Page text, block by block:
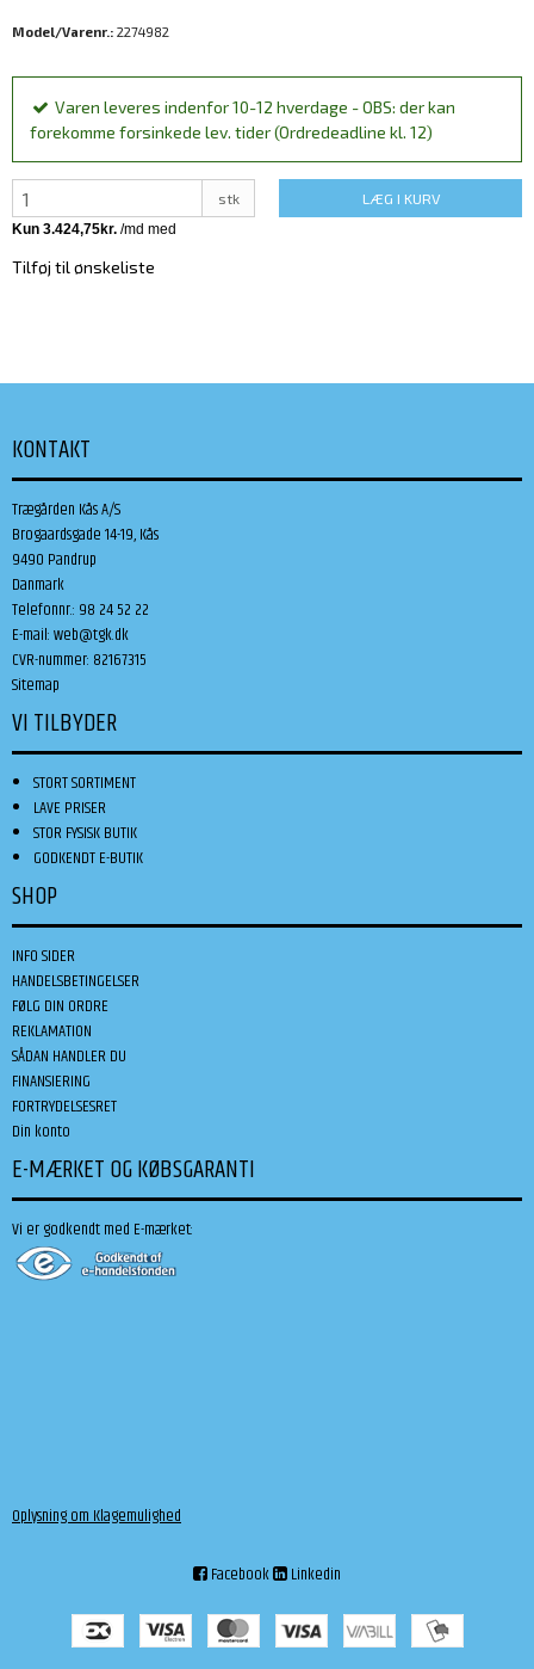
Model/Varenr.: 2274982
Varen leveres indenfor 10-12 hverdage - OBS: der kan
forekomme forsinkede lev. tider (Ordredeadline kl. 12)
stk LÆG I KURV
Tilføj til ønskeliste
KONTAKT
Trægården Kås A/S
Brogaardsgade 14-19, Kås
9490 Pandrup
Danmark
Telefonnr.: 98 24 52 22
E-mail:web@tgk.dk
CVR-nummer: 82167315
Sitemap
VI TILBYDER
STORT SORTIMENT
LAVE PRISER
STOR FYSISK BUTIK
GODKENDT E-BUTIK
SHOP
INFO SIDER
HANDELSBETINGELSER
FØLG DIN ORDRE
REKLAMATION
SÅDAN HANDLER DU
FINANSIERING
FORTRYDELSESRET
Din konto
E-MÆRKET OG KØBSGARANTI
Vi er godkendt med E-mærket:
Oplysning om Klagemulighed
Facebook Linkedin